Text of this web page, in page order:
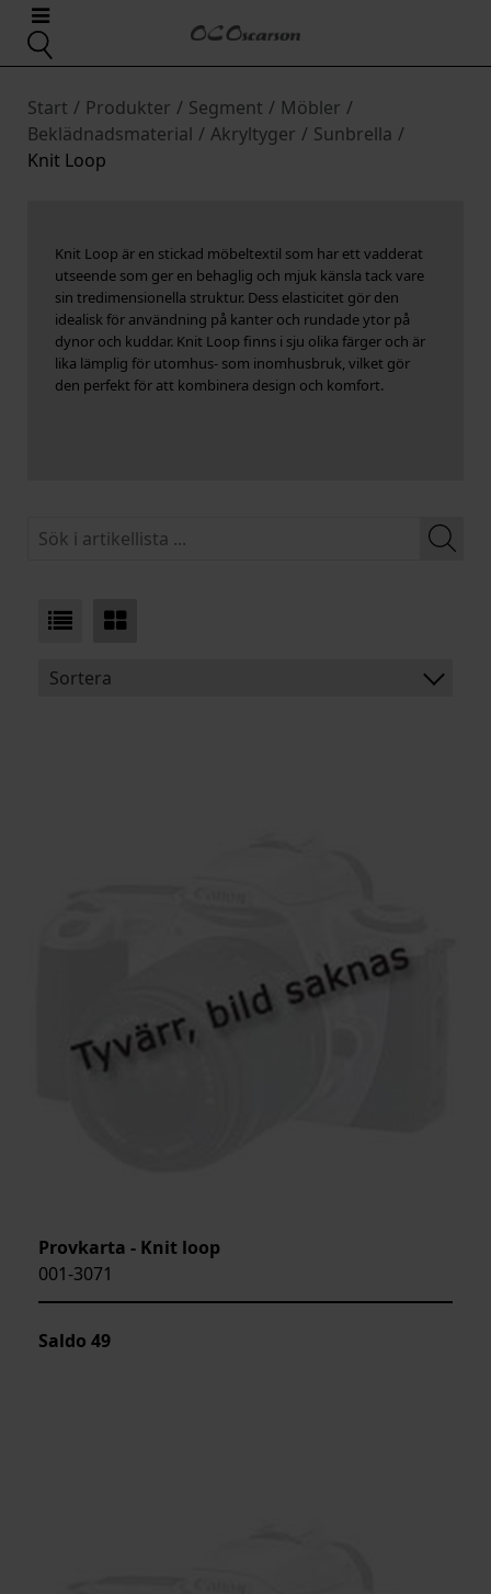
Start / Produkter / Segment / Möbler /
Beklädnadsmaterial / Akryltyger / Sunbrella /
Knit Loop
Knit Loop är en stickad möbeltextil som har ett vadderat
utseende som ger en behaglig och mjuk känsla tack vare
sin tredimensionella struktur. Dess elasticitet gör den
idealisk för användning på kanter och rundade ytor på
dynor och kuddar. Knit Loop finns i sju olika färger och är
lika lämplig för utomhus- som inomhusbruk, vilket gör
den perfekt för att kombinera design och komfort.
Sortera
Provkarta - Knit loop
001-3071
Saldo 49